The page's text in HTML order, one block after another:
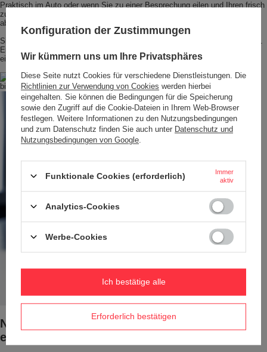
Praktisch im Auto oder wenn Sie zu einer Besprechung eilen und Ihren frisch
zubereiteten Kaffee nicht zurücklassen wollen. Schützt vor Auslaufen (ist
aber nicht völlig luftdicht).
Silikonboden - ein kleines Detail, aber eines, das das Ganze vervollständigt.
Er schützt den Boden vor Kratzern und ermöglicht es Ihnen, die Tasse mit
einem angenehmen Gefühl auf dem Tisch abzustellen.
Nicht wegwerfen! Reisen Sie mit Ihrem
eigenen Becher.
Konfiguration der Zustimmungen
Wir kümmern uns um Ihre Privatsphäres
Diese Seite nutzt Cookies für verschiedene Dienstleistungen. Die
Richtlinien zur Verwendung von Cookies werden hierbei
eingehalten. Sie können die Bedingungen für die Speicherung
sowie den Zugriff auf die Cookie-Dateien in Ihrem Web-Browser
festlegen. Weitere Informationen zu den Nutzungsbedingungen
und zum Datenschutz finden Sie auch unter Datenschutz und
Nutzungsbedingungen von Google
Funktionale Cookies (erforderlich)
Immer
aktiv
Analytics-Cookies
Werbe-Cookies
Erforderlich bestätigen
Ich bestätige alle